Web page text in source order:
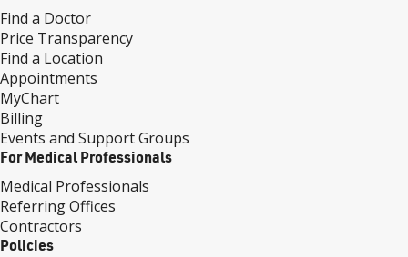
Find a Doctor
Price Transparency
Find a Location
Appointments
MyChart
Billing
Events and Support Groups
For Medical Professionals
Medical Professionals
Referring Offices
Contractors
Policies